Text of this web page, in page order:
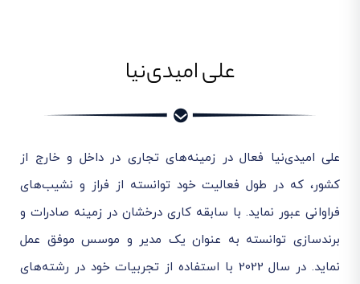
علی امیدی‌نیا
علی امیدی‌نیا فعال در زمینه‌های تجاری در داخل و خارج از
کشور، که در طول فعالیت خود توانسته از فراز و نشیب‌های
فراوانی عبور نماید. با سابقه کاری درخشان در زمینه صادرات و
برندسازی توانسته به عنوان یک مدیر و موسس موفق عمل
نماید. در سال 2022 با استفاده از تجربیات خود در رشته‌های